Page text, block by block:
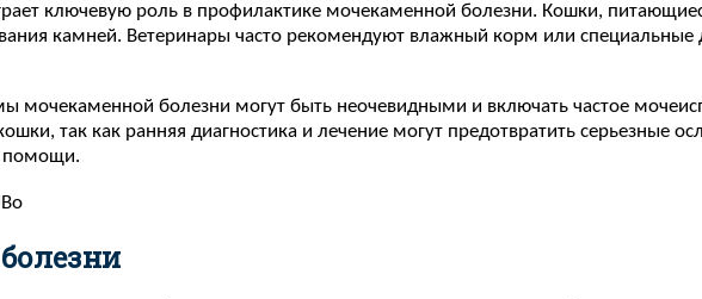
ключевую роль в профилактике мочекаменной болезни. Кошки,
камней. Ветеринары часто рекомендуют влажный корм или
мочекаменной болезни могут быть неочевидными и включать частое
так как ранняя диагностика и лечение могут предотвратить серьезные
помощи.